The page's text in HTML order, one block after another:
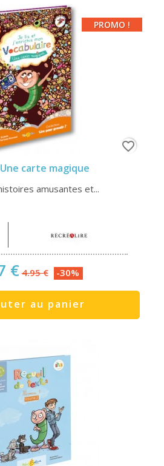
carte magique
amusantes et...
€ 4.95 € -30%
au panier
PROMO !
favorite_border